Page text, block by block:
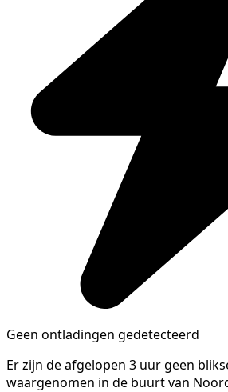
Geen ontladingen gedetecteerd
Er zijn de afgelopen 3 uur geen
waargenomen in de buurt van